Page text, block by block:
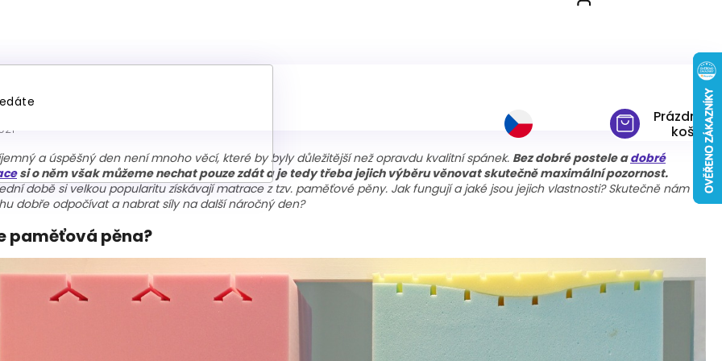
Prázdný
košík
matrace z paměťové pěny
a úspěšný den není mnoho věcí, které by byly důležitější než opravdu kvalitní spánek. Bez dobré postele adobré
si o něm však můžeme nechat pouze zdát a je tedy třeba jejich výběru věnovat skutečně maximální pozornost.
době si velkou popularitu získávají matrace z tzv. paměťové pěny. Jak fungují a jaké jsou jejich vlastnosti? Skutečně nám
dobře odpočívat a nabrat síly na další náročný den?
paměťová pěna?